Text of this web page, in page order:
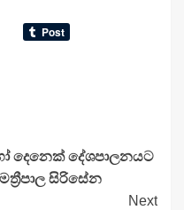
දෙනෙක් දේශපාලනයට
සිරිසේන
Next